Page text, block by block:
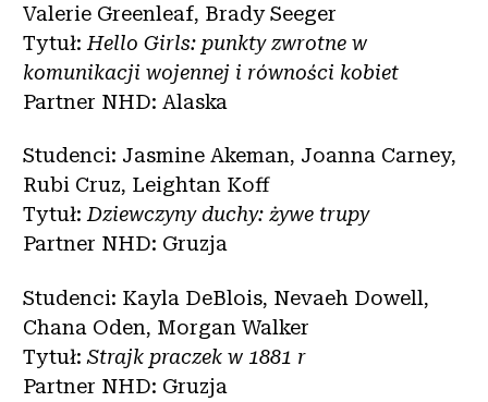
Valerie Greenleaf, Brady Seeger
Tytuł: Hello Girls: punkty zwrotne w
komunikacji wojennej i równości kobiet
Partner NHD: Alaska
Studenci: Jasmine Akeman, Joanna Carney,
Rubi Cruz, Leightan Koff
Tytuł:Dziewczyny duchy: żywe trupy
Partner NHD: Gruzja
Studenci: Kayla DeBlois, Nevaeh Dowell,
Chana Oden, Morgan Walker
Tytuł: Strajk praczek w 1881 r
Partner NHD: Gruzja